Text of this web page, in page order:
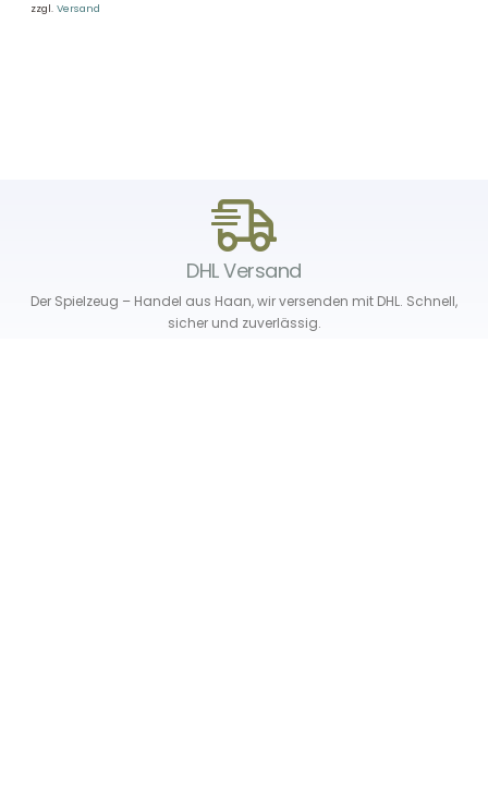
zzgl. Versand
DHL Versand
Der Spielzeug – Handel aus Haan, wir versenden mit DHL. Schnell,
sicher und zuverlässig.